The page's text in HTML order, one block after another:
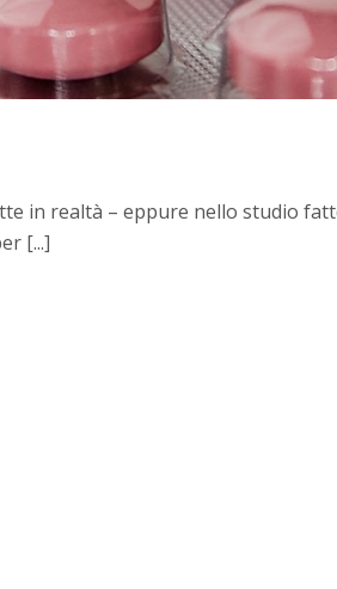
in realtà – eppure nello studio
[...]